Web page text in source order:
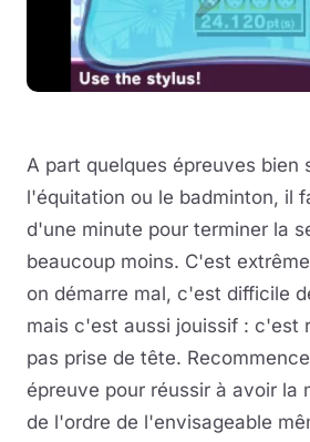
A part quelques épreuves bien
l'équitation ou le badminton, il
d'une minute pour terminer la
beaucoup moins. C'est
on démarre mal, c'est difficile
mais c'est aussi jouissif : c'est
pas prise de tête.
épreuve pour réussir à avoir la
de l'ordre de l'envisageable